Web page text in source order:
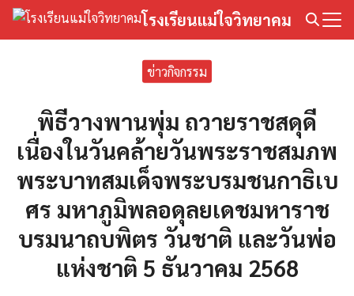
Skip
โรงเรียนแม่ใจวิทยาคม
ข่าวกิจกรรม
พิธีวางพานพุ่ม ถวายราชสดุดี
เนื่องในวันคล้ายวันพระราชสมภพ
พระบาทสมเด็จพระบรมชนกาธิเบ
ศร มหาภูมิพลอดุลยเดชมหาราช
บรมนาถบพิตร วันชาติ และวันพ่อ
แห่งชาติ 5 ธันวาคม 2568